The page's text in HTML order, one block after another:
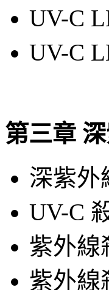
UV-C
UV-C
第三章
深紫外
UV-C
紫外線
紫外線